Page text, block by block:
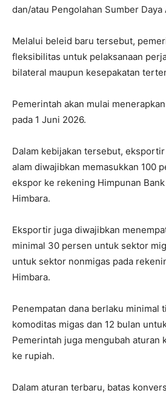
dan/atau Pengolahan Sumber Daya
Melalui beleid baru tersebut,
fleksibilitas untuk pelaksanaan
bilateral maupun kesepakatan
Pemerintah akan mulai
pada 1 Juni 2026.
Dalam kebijakan tersebut,
alam diwajibkan memasukkan 100
ekspor ke rekening Himpunan
Himbara.
Eksportir juga diwajibkan
minimal 30 persen untuk sektor
untuk sektor nonmigas pada
Himbara.
Penempatan dana berlaku minimal
komoditas migas dan 12 bulan
Pemerintah juga mengubah aturan
ke rupiah.
Dalam aturan terbaru, batas